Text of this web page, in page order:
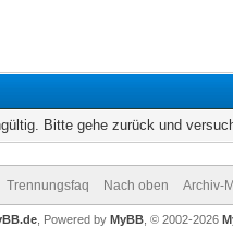
Bitte gehe zurück und
Trennungsfaq Nach oben Archiv-
, Powered by MyBB , © 2002-2026